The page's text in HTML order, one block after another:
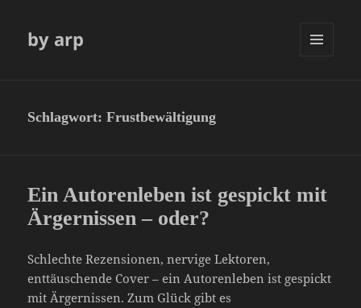
by arp
Schlagwort:Frustbewältigung
Ein Autorenleben ist gespickt mit
Ärgernissen – oder?
Schlechte Rezensionen, nervige Lektoren,
enttäuschende Cover – ein Autorenleben ist gespickt
mit Ärgernissen. Zum Glück gibt es